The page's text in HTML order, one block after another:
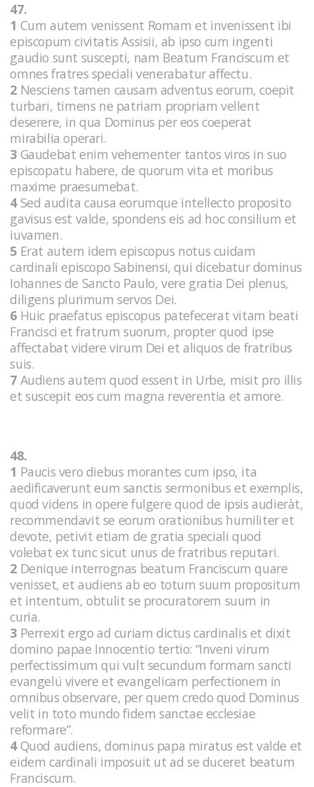
47.
1 Cum autem venissent Romam et invenissent ibi
episcopum civitatis Assisii, ab ipso cum ingenti
gaudio sunt suscepti, nam Beatum Franciscum et
omnes fratres speciali venerabatur affectu.
2 Nesciens tamen causam adventus eorum, coepit
turbari, timens ne patriam propriam vellent
deserere, in qua Dominus per eos coeperat
mirabilia operari.
3 Gaudebat enim vehementer tantos viros in suo
episcopatu habere, de quorum vita et moribus
maxime praesumebat.
4Sed audita causa eorumque intellecto proposito
gavisus est valde, spondens eis ad hoc consilium et
iuvamen.
5 Erat autem idem episcopus notus cuidam
cardinali episcopo Sabinensi, qui dicebatur dominus
Iohannes de Sancto Paulo, vere gratia Dei plenus,
diligens plurimum servos Dei.
6 Huic praefatus episcopus patefecerat vitam beati
Francisci et fratrum suorum, propter quod ipse
affectabat videre virum Dei et aliquos de fratribus
suis.
7 Audiens autem quod essent in Urbe, misit pro illis
et suscepit eos cum magna reverentia et amore.
48.
1 Paucis vero diebus morantes cum ipso, ita
aedificaverunt eum sanctis sermonibus et exemplis,
quod videns in opere fulgere quod de ipsis audieràt,
recommendavit se eorum orationibus humiliter et
devote, petivit etiam de gratia speciali quod
volebat ex tunc sicut unus de fratribus reputari.
2 Denique interrognas beatum Franciscum quare
venisset, et audiens ab eo totum suum propositum
et intentum, obtulit se procuratorem suum in
curia.
3 Perrexit ergo ad curiam dictus cardinalis et dixit
domino papae Innocentio tertio: “Inveni virum
perfectissimum qui vult secundum formam sancti
evangelü vivere et evangelicam perfectionem in
omnibus observare, per quem credo quod Dominus
velit in toto mundo fidem sanctae ecclesiae
reformare”.
4Quod audiens, dominus papa miratus est valde et
eidem cardinali imposuit ut ad se duceret beatum
Franciscum.